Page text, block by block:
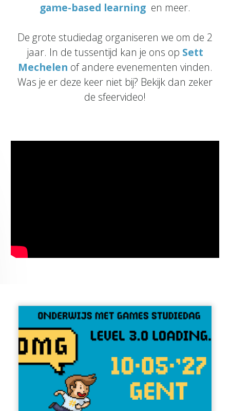
game-based learning en meer.
De grote studiedag organiseren we om de 2
jaar. In de tussentijd kan je ons op Sett
Mechelen of andere evenementen vinden.
Was je er deze keer niet bij? Bekijk dan zeker
de sfeervideo!